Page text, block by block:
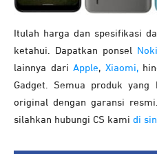
Itulah harga dan spesifikasi
ketahui. Dapatkan ponsel
lainnya dari Apple, Xiaomi,
Gadget. Semua produk
original dengan garansi
silahkan hubungi CS kami di